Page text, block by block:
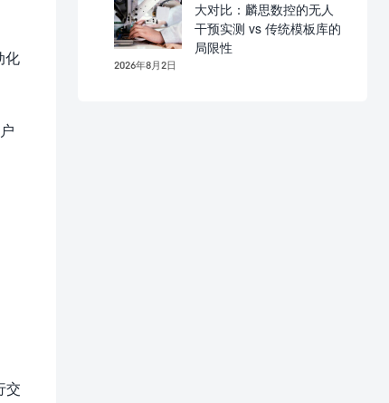
化
交
大对比：麟思数控的无人
干预实测 vs 传统模板库的
局限性
2026年8月2日